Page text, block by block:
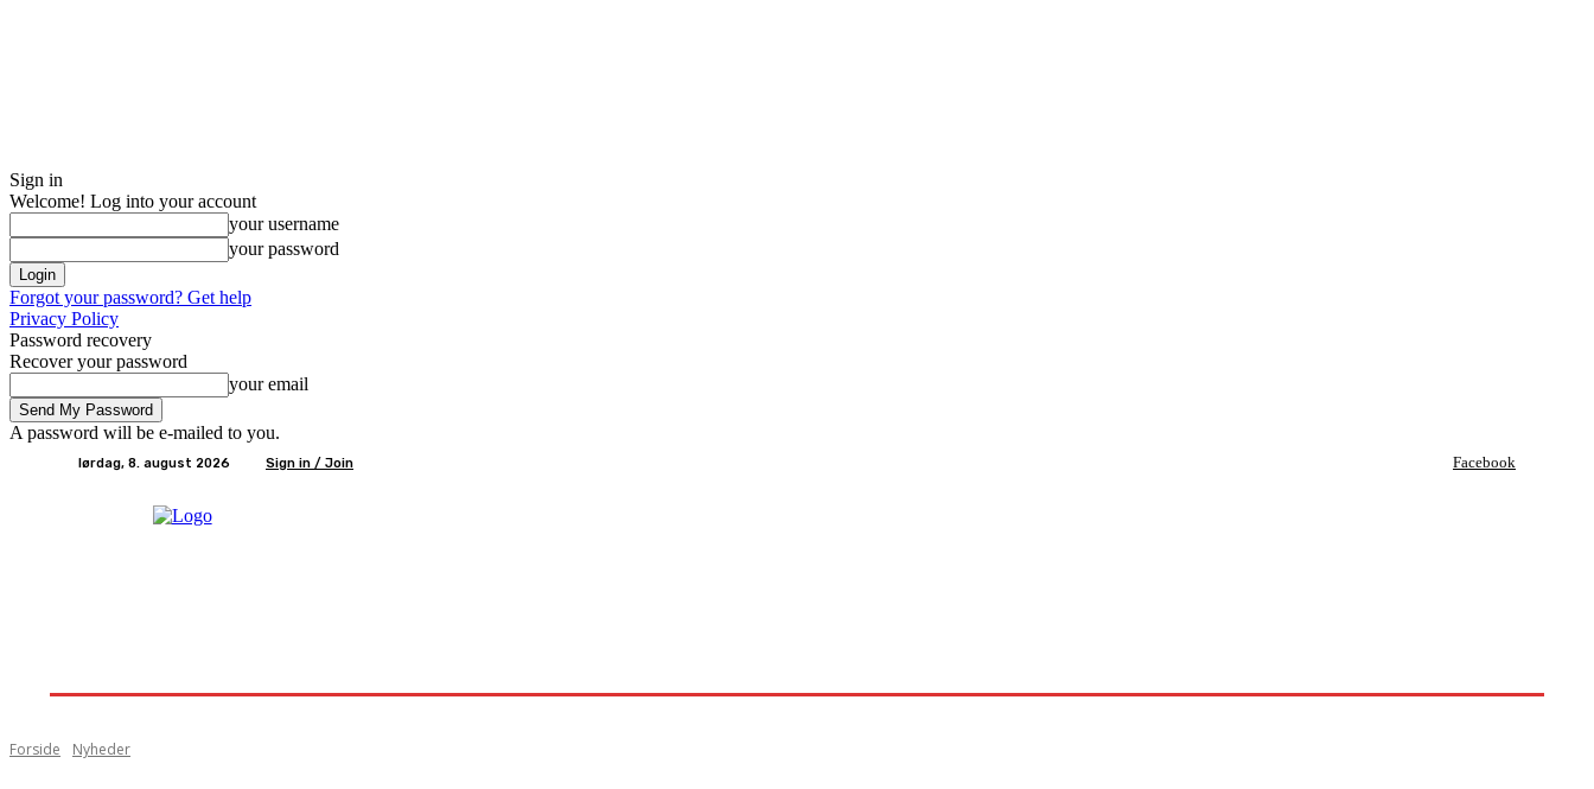
Sign in
Welcome! Log into your account
your username
your password
Forgot your password? Get help
Privacy Policy
Password recovery
Recover your password
your email
A password will be e-mailed to you.
lørdag, 8. august 2026 Sign in / Join Facebook
Forside Nyheder